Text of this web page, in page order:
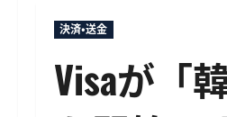
決済・送金
Visaが「